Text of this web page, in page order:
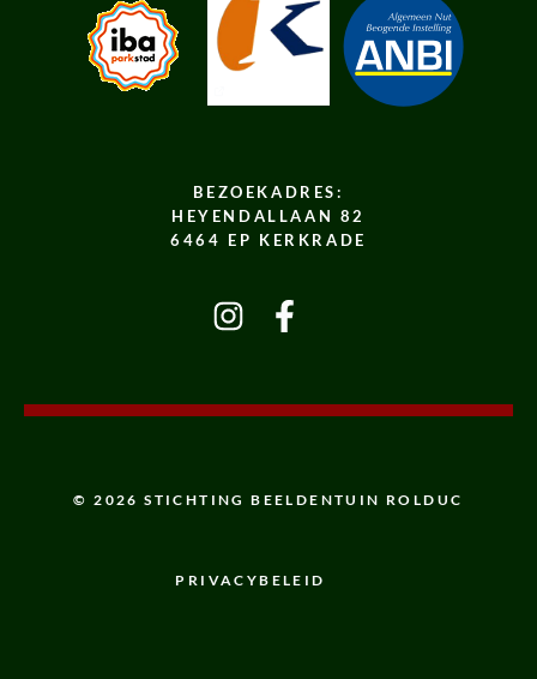
BEZOEKADRES:
HEYENDALLAAN 82
6464 EP KERKRADE
© 2026 STICHTING BEELDENTUIN ROLDUC
PRIVACYBELEID